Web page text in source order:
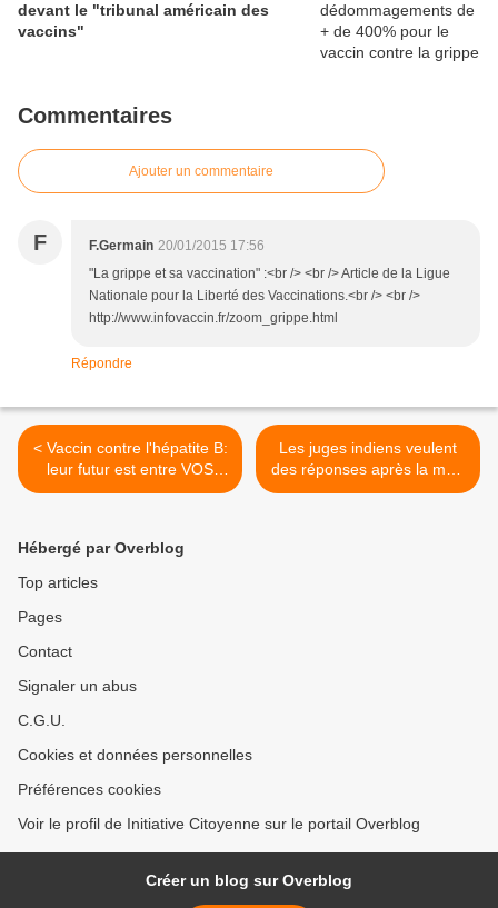
devant le "tribunal américain des
vaccins"
Commentaires
Ajouter un commentaire
F F.Germain 20/01/2015 17:56
"La grippe et sa vaccination" :<br /> <br /> Article de la Ligue
Nationale pour la Liberté des Vaccinations.<br /> <br />
http://www.infovaccin.fr/zoom_grippe.html
Répondre
< Vaccin contre l'hépatite B:
leur futur est entre VOS
mains... réfléchissez bien!
Les juges indiens veulent
des réponses après la mort
d'enfants dans des essais
Hébergé par Overblog
Top articles
Pages
Contact
Signaler un abus
C.G.U.
Cookies et données personnelles
Préférences cookies
Voir le profil de Initiative Citoyenne sur le portail Overblog
Créer un blog sur Overblog